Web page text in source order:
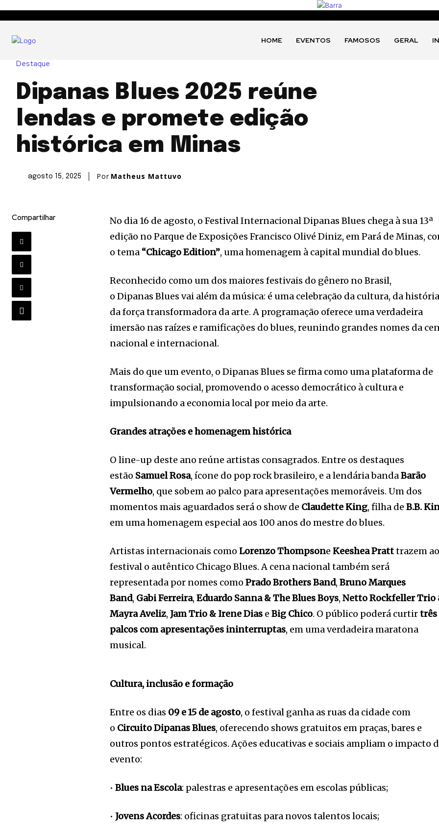
HOME EVENTOS FAMOSOS GERAL
Destaque
Dipanas Blues 2025 reúne
lendas e promete edição
histórica em Minas
agosto 15, 2025 Por Matheus Mattuvo
Compartilhar
No dia 16 de agosto, o Festival Internacional Dipanas Blues chega à sua 13ª
edição no Parque de Exposições Francisco Olivé Diniz, em Pará de Minas,
o tema “ChicagoEdition”, uma homenagem à capital mundial do blues.
Reconhecido como um dos maiores festivais do gênero no Brasil,
o Dipanas Blues vai além da música: é uma celebração da cultura, da
da força transformadora da arte. A programação oferece uma verdadeira
imersão nas raízes e ramificações do blues, reunindo grandes nomes da
nacional e internacional.
Mais do que um evento, o Dipanas Blues se firma como uma plataforma de
transformação social, promovendo o acesso democrático à cultura e
impulsionando a economia local por meio da arte.
Grandes atrações e homenagem histórica
O line-up deste ano reúne artistas consagrados. Entre os destaques
estão Samuel Rosa, ícone do pop rock brasileiro, e a lendária bandaBarão
Vermelho, que sobem ao palco para apresentações memoráveis. Um dos
momentos mais aguardados será o show de Claudette King, filha deB.B.
em uma homenagem especial aos 100 anos do mestre do blues.
Artistas internacionais como Lorenzo Thompsone KeesheaPratttrazem
festival o autêntico Chicago Blues. A cena nacional também será
representada por nomes comoPrado Brothers Band,Bruno Marques
Band, Gabi Ferreira,Eduardo Sanna & The Blues Boys,Netto Rockfeller Trio
MayraAveliz, Jam Trio & Irene Dias eBig Chico. O público poderá curtirtrês
palcos com apresentações ininterruptas, em uma verdadeira maratona
musical.
Cultura, inclusão e formação
Entre os dias 09 e 15 de agosto, o festival ganha as ruas da cidade com
o CircuitoDipanasBlues, oferecendo shows gratuitos em praças, bares e
outros pontos estratégicos. Ações educativas e sociais ampliam o impacto
evento:
•Blues na Escola: palestras e apresentações em escolas públicas;
• Jovens Acordes: oficinas gratuitas para novos talentos locais;